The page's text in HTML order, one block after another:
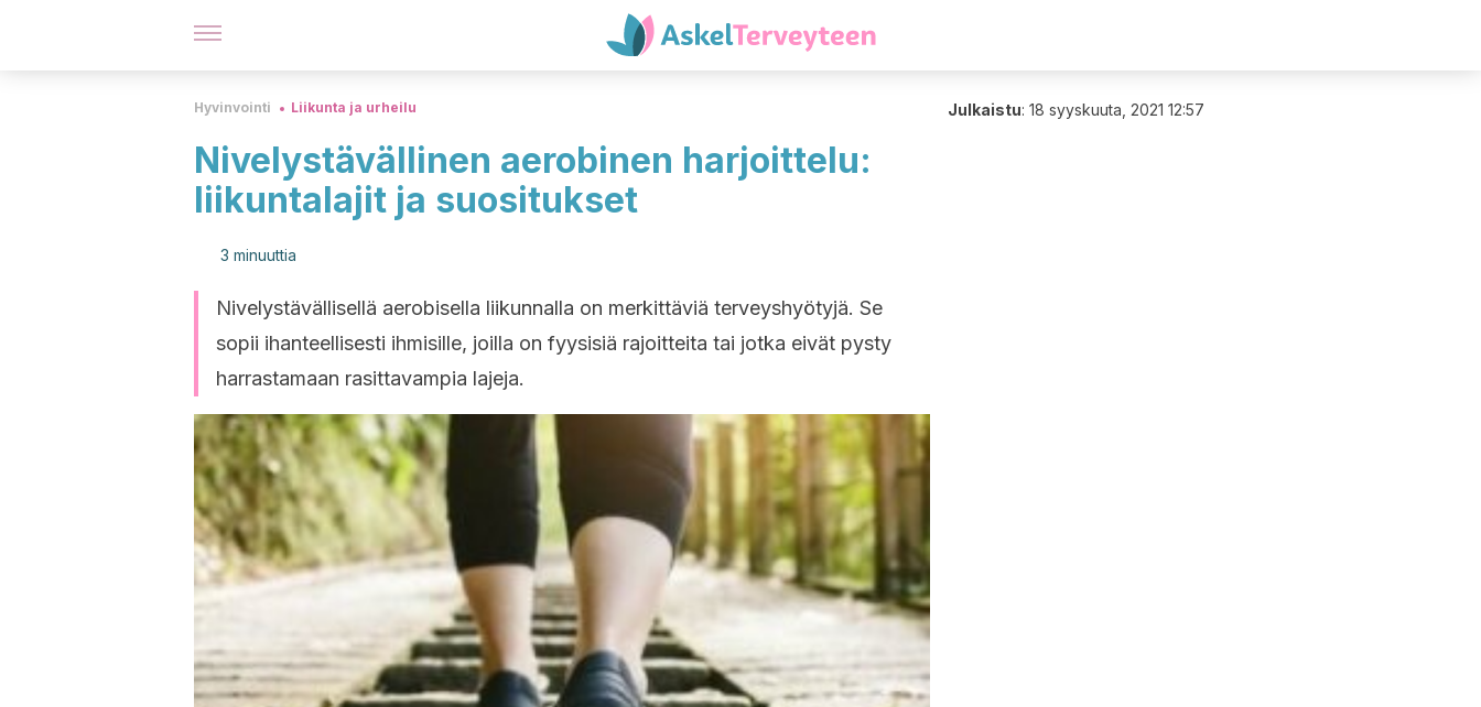
Hyvinvointi Liikunta ja urheilu
Nivelystävällinen aerobinen harjoittelu:
liikuntalajit ja suositukset
3 minuuttia
Nivelystävällisellä aerobisella liikunnalla on merkittäviä terveyshyötyjä. Se
sopii ihanteellisesti ihmisille, joilla on fyysisiä rajoitteita tai jotka eivät pysty
harrastamaan rasittavampia lajeja.
Julkaistu: 18 syyskuuta, 2021 12:57